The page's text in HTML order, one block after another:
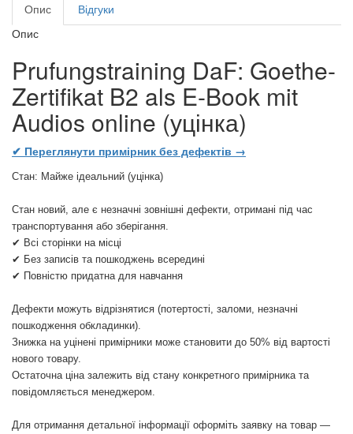
Опис
Відгуки
Опис
Prufungstraining DaF: Goethe-
Zertifikat B2 als E-Book mit
Audios online (уцінка)
✔ Переглянути примірник без дефектів →
Стан: Майже ідеальний (уцінка)
Стан новий, але є незначні зовнішні дефекти, отримані під час
транспортування або зберігання.
✔ Всі сторінки на місці
✔ Без записів та пошкоджень всередині
✔ Повністю придатна для навчання
Дефекти можуть відрізнятися (потертості, заломи, незначні
пошкодження обкладинки).
Знижка на уцінені примірники може становити до 50% від вартості
нового товару.
Остаточна ціна залежить від стану конкретного примірника та
повідомляється менеджером.
Для отримання детальної інформації оформіть заявку на товар —